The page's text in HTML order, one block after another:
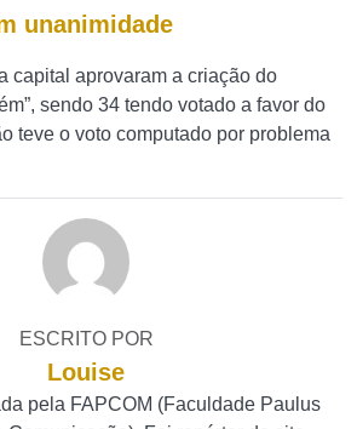
unanimidade
capital aprovaram a criação do
sendo 34 tendo votado a favor do
teve o voto computado por problema
ESCRITO POR
Louise
pela FAPCOM (Faculdade Paulus